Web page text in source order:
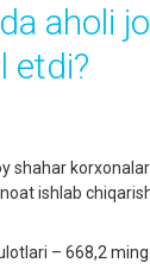
aholi
etdi?
shahar
ishlab
– 668,2 ming